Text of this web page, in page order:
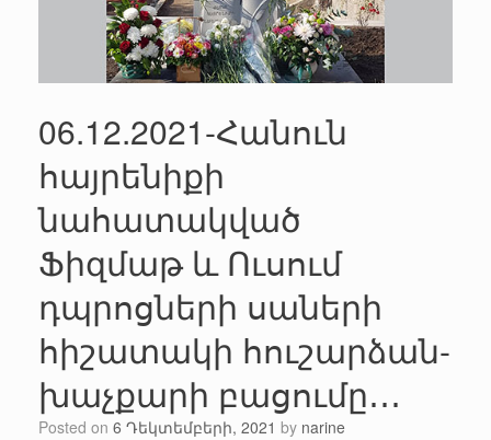
06.12.2021-Հանուն
հայրենիքի
նահատակված
Ֆիզմաթ և Ուսում
դպրոցների սաների
հիշատակի հուշարձան-
խաչքարի բացումը․․․
Posted on 6 Դեկտեմբերի, 2021 by narine